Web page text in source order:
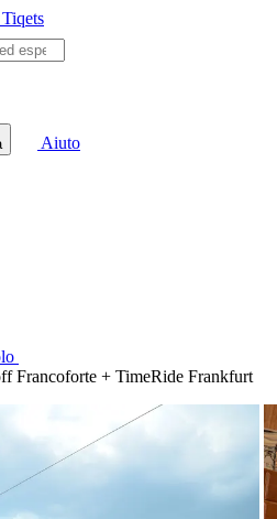
Aiuto
Francoforte + TimeRide Frankfurt